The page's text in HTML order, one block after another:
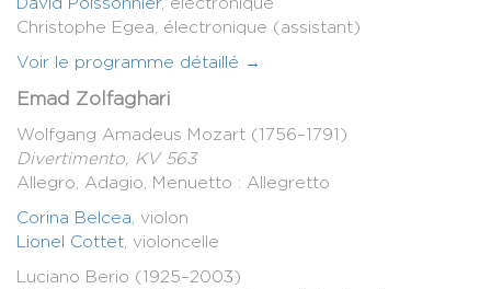
Christophe Egea, électronique (assistant)
Voir le programme détaillé →
Emad Zolfaghari
Wolfgang Amadeus Mozart (1756–1791)
Divertimento, KV 563
Allegro, Adagio, Menuetto : Allegretto
Corina Belcea, violon
Lionel Cottet, violoncelle
Luciano Berio (1925–2003)